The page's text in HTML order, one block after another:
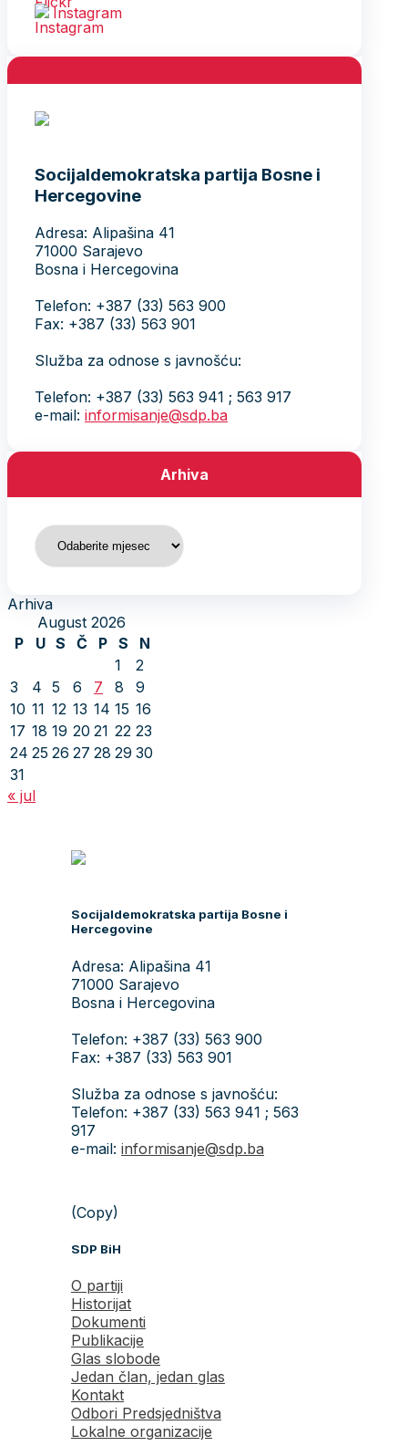
Instagram
Socijaldemokratska partija Bosne i
Hercegovine
Adresa: Alipašina 41
71000 Sarajevo
Bosna i Hercegovina
Telefon: +387 (33) 563 900
Fax: +387 (33) 563 901
Služba za odnose s javnošću:
Telefon: +387 (33) 563 941 ; 563 917
e-mail: informisanje@sdp.ba
Arhiva
Arhiva
Arhiva
August 2026
P
U S Č P S
N
1
2
3
4 5 6 7 8
9
10 11 12 13 14 15 16
17 18 19 20 21 22 23
24 25 26 27 28 29 30
31
« jul
Socijaldemokratska partija Bosne i
Hercegovine
Adresa: Alipašina 41
71000 Sarajevo
Bosna i Hercegovina
Telefon: +387 (33) 563 900
Fax: +387 (33) 563 901
Služba za odnose s javnošću:
Telefon: +387 (33) 563 941 ; 563
917
e-mail: informisanje@sdp.ba
(Copy)
SDP BiH
O partiji
Historijat
Dokumenti
Publikacije
Glas slobode
Jedan član, jedan glas
Kontakt
Odbori Predsjedništva
Lokalne organizacije